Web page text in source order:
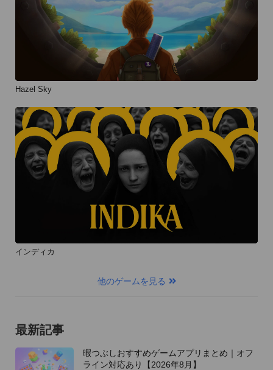
Hazel Sky
インディカ
他のゲームを見る
最新記事
暇つぶしおすすめゲームアプリまとめ｜オフ
ライン対応あり【2026年8月】